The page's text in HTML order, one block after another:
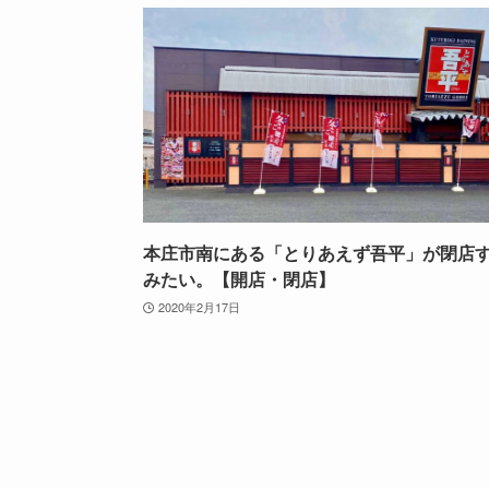
本庄市南にある「とりあえず吾平」が閉店
みたい。【開店・閉店】
2020年2月17日